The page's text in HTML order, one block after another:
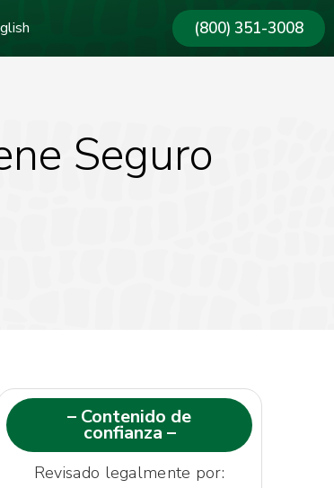
(800) 351-3008
Seguro
– Contenido de
confianza –
Revisado legalmente por: